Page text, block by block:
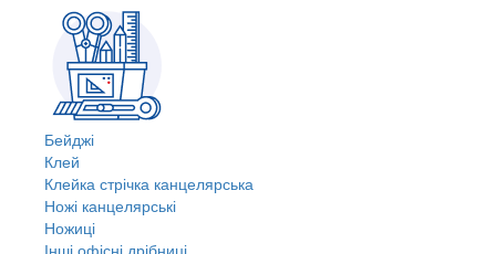
Бейджі
Клей
Клейка стрічка канцелярська
Ножі канцелярські
Ножиці